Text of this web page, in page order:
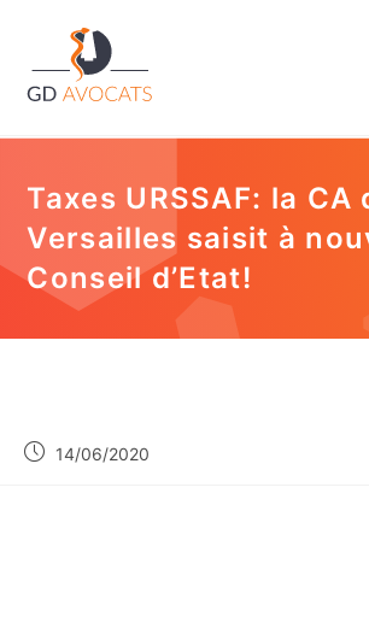
Taxes URSSAF: la CA
Versailles saisit à
Conseil d’Etat!
14/06/2020